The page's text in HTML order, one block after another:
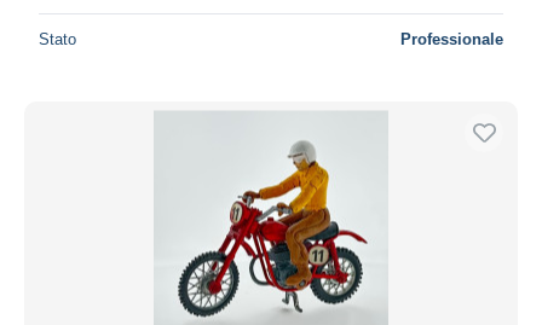
Stato Professionale